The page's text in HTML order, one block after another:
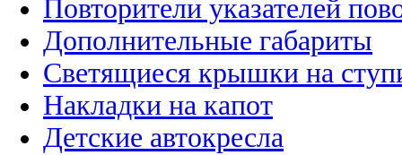
Повторители указателей
Дополнительные габариты
Светящиеся крышки на
Накладки на капот
Детские автокресла